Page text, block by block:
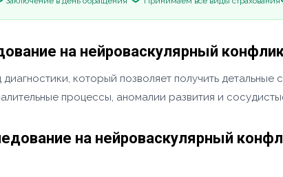
на нейроваскулярный
который позволяет получить
процессы, аномалии развития и
на нейроваскулярный